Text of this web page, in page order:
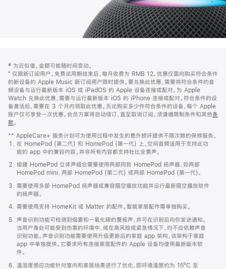
页
页
脚
注
‡ 为近似值。金额可能随时间变动。
⁺ 仅限新订阅用户。免费试用期结束后，每月收费为 RMB 12。优惠仅面向购买符合条件
的新设备的 Apple Music 新订阅用户限时提供。要兑换此优惠，需要将符合条件的音
频设备与运行最新版本 iOS 或 iPadOS 的 Apple 设备连接或配对。为 Apple
Watch 兑换此优惠，需要与运行最新版本 iOS 的 iPhone 连接或配对。符合条件的设
备激活后，需要在 3 个月内领取此优惠。无论购买多少件符合条件的设备，每个 Apple
账户仅可享受一次优惠。会员方案将自动续订，直至取消订阅。须遵循限制条件和其他条
款。
窗
口
中
打
开)
** AppleCare+ 服务计划可为使用过程中发生的意外损坏提供不限次数的保修服务。
在 HomePod (第二代) 和 HomePod (第一代) 上，空间音频适用于支持此功
能的 app 中的兼容内容。并非所有内容都支持杜比全景声。
组建 HomePod 立体声组合需要使用两部同款 HomePod 扬声器，如两部
HomePod mini、两部 HomePod (第二代) 或两部 HomePod (第一代)。
需要使用多部 HomePod 扬声器或兼容隔空播放功能并运行最新隔空播放软件
的扬声器。
需要使用支持 HomeKit 或 Matter 的配件。智能家居配件需单独购买。
声音识别功能可检测到烟雾和一氧化碳的警报声，并可在识别后向你发送通知。
当用户身处可能受到伤害的环境中，或在高风险或紧急情况下，均不应依赖声音
识别功能。声音识别功能需要使用升级更新后的家庭 app 架构，该架构于家庭
app 中单独提供。它要求所有连接家居配件的 Apple 设备均使用最新版本软
件。
温湿度感应功能针对室内和家居场景进行了优化，即环境温度约为 15ºC 至